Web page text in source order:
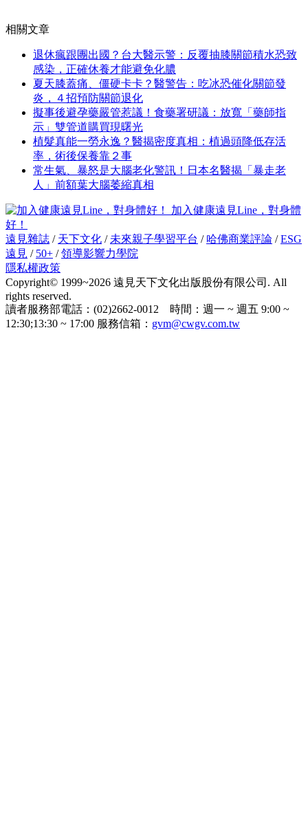
相關文章
退休瘋跟團出國？台大醫示警：反覆抽膝關節積水恐致
感染，正確休養才能避免化膿
夏天膝蓋痛、僵硬卡卡？醫警告：吃冰恐催化關節發
炎，４招預防關節退化
擬事後避孕藥嚴管惹議！食藥署研議：放寬「藥師指
示」雙管道購買現曙光
植髮真能一勞永逸？醫揭密度真相：植過頭降低存活
率，術後保養靠２事
常生氣、暴怒是大腦老化警訊！日本名醫揭「暴走老
人」前額葉大腦萎縮真相
加入健康遠見Line，對身體
好！
遠見雜誌 / 天下文化 / 未來親子學習平台 / 哈佛商業評論 /ESG
遠見 / 50+ /領導影響力學院
隱私權政策
Copyright© 1999~2026 遠見天下文化出版股份有限公司. All
rights reserved.
讀者服務部電話：(02)2662-0012 時間：週一 ~ 週五 9:00 ~
12:30;13:30 ~ 17:00 服務信箱： gvm@cwgv.com.tw